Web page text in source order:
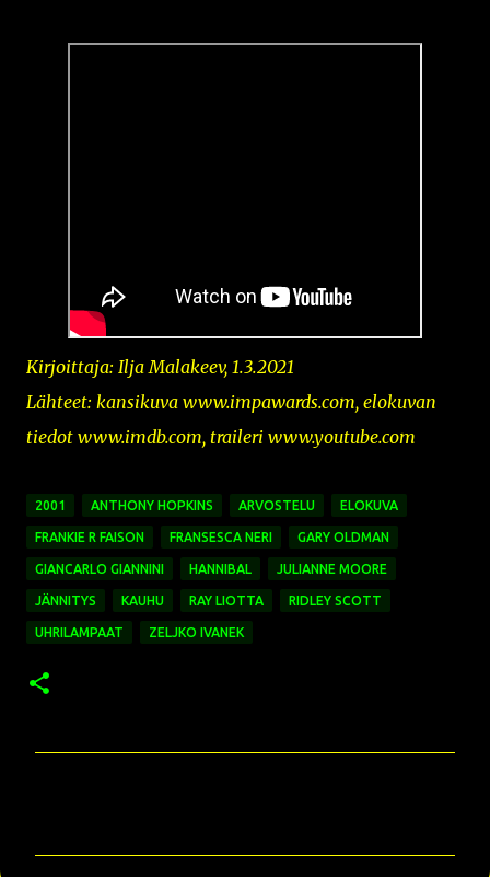
Kirjoittaja: Ilja Malakeev, 1.3.2021
Lähteet: kansikuva www.impawards.com, elokuvan
tiedot www.imdb.com, traileri www.youtube.com
2001 ANTHONY HOPKINS ARVOSTELU ELOKUVA
FRANKIE R FAISON FRANSESCA NERI GARY OLDMAN
GIANCARLO GIANNINI HANNIBAL JULIANNE MOORE
JÄNNITYS KAUHU RAY LIOTTA RIDLEY SCOTT
UHRILAMPAAT ZELJKO IVANEK